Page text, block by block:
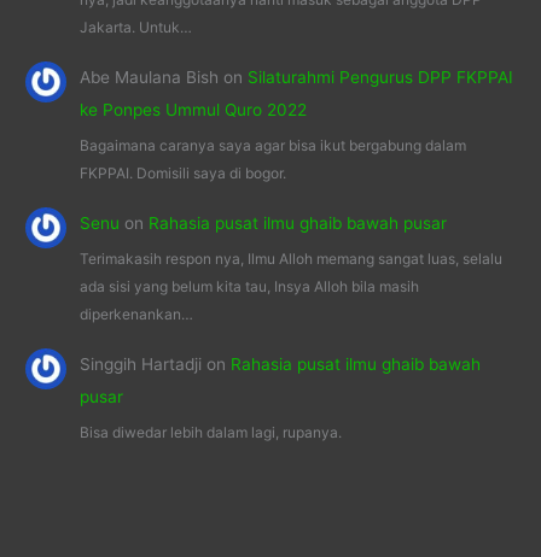
Jakarta. Untuk…
Abe Maulana Bish on Silaturahmi Pengurus DPP FKPPAI
ke Ponpes Ummul Quro 2022
Bagaimana caranya saya agar bisa ikut bergabung dalam
FKPPAI. Domisili saya di bogor.
Senu on Rahasia pusat ilmu ghaib bawah pusar
Terimakasih respon nya, Ilmu Alloh memang sangat luas, selalu
ada sisi yang belum kita tau, Insya Alloh bila masih
diperkenankan…
Singgih Hartadjion Rahasia pusat ilmu ghaib bawah
pusar
Bisa diwedar lebih dalam lagi, rupanya.